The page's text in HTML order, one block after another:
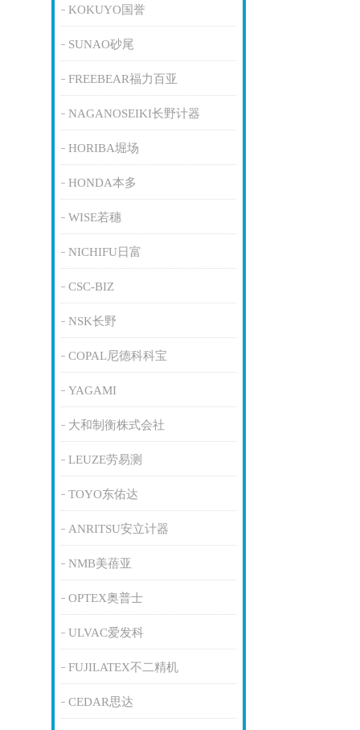
KOKUYO国誉
SUNAO砂尾
FREEBEAR福力百亚
NAGANOSEIKI长野计器
HORIBA堀场
HONDA本多
WISE若穗
NICHIFU日富
CSC-BIZ
NSK长野
COPAL尼德科科宝
YAGAMI
大和制衡株式会社
LEUZE劳易测
TOYO东佑达
ANRITSU安立计器
NMB美蓓亚
OPTEX奥普士
ULVAC爱发科
FUJILATEX不二精机
CEDAR思达